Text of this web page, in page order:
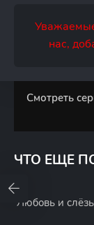
нас,
Смотреть
ЧТО ЕЩЕ
Любовь и